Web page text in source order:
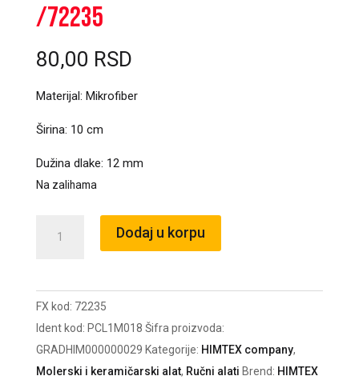
/72235
80,00 RSD
Materijal: Mikrofiber
Širina: 10 cm
Dužina dlake: 12 mm
Na zalihama
10cm
12mm
Nit
-
PCL011885
Dodaj u korpu
FX kod: 72235
Ident kod: PCL1M018 Šifra proizvoda:
GRADHIM000000029 Kategorije: HIMTEX company,
Molerski i keramičarski alat, Ručni alati Brend: HIMTEX